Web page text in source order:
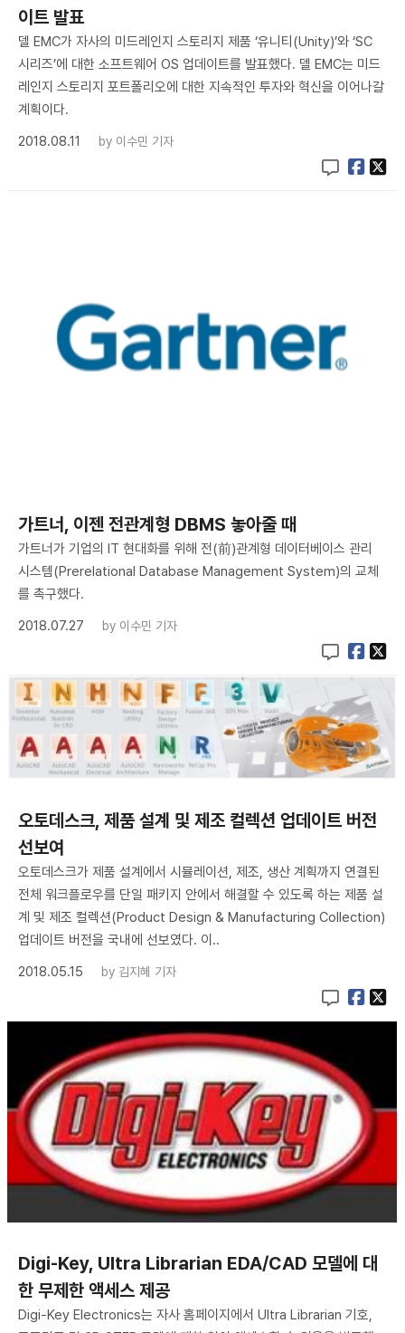
이트 발표
델 EMC가 자사의 미드레인지 스토리지 제품 ‘유니티(Unity)’와 ‘SC
시리즈’에 대한 소프트웨어 OS 업데이트를 발표했다. 델 EMC는 미드
레인지 스토리지 포트폴리오에 대한 지속적인 투자와 혁신을 이어나갈
계획이다.
2018.08.11
by 이수민 기자
가트너, 이젠 전관계형 DBMS 놓아줄 때
가트너가 기업의 IT 현대화를 위해 전(前)관계형 데이터베이스 관리
시스템(Prerelational Database Management System)의 교체
를 촉구했다.
2018.07.27
by 이수민 기자
오토데스크, 제품 설계 및 제조 컬렉션 업데이트 버전
선보여
오토데스크가 제품 설계에서 시뮬레이션, 제조, 생산 계획까지 연결된
전체 워크플로우를 단일 패키지 안에서 해결할 수 있도록 하는 제품 설
계 및 제조 컬렉션(Product Design & Manufacturing Collection)
업데이트 버전을 국내에 선보였다. 이..
2018.05.15
by 김지혜 기자
Digi-Key, Ultra Librarian EDA/CAD 모델에 대
한 무제한 액세스 제공
Digi-Key Electronics는 자사 홈페이지에서 Ultra Librarian 기호,